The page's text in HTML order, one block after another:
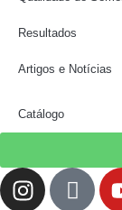
Resultados
Artigos e Notícias
Catálogo